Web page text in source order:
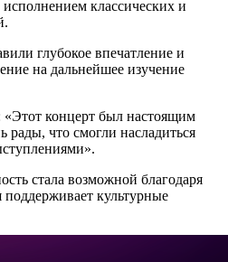
классических и
глубокое впечатление и
на дальнейшее изучение
концерт был настоящим
что смогли насладиться
стала возможной благодаря
культурные